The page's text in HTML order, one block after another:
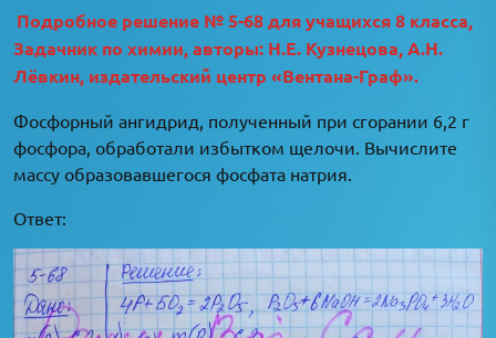
Подробное решение № 5-68 для учащихся 8 класса,
Задачник по химии, авторы: Н.Е. Кузнецова, А.Н.
Лёвкин, издательский центр «Вентана-Граф».
Фосфорный ангидрид, полученный при сгорании 6,2 г
фосфора, обработали избытком щелочи. Вычислите
массу образовавшегося фосфата натрия.
Ответ: